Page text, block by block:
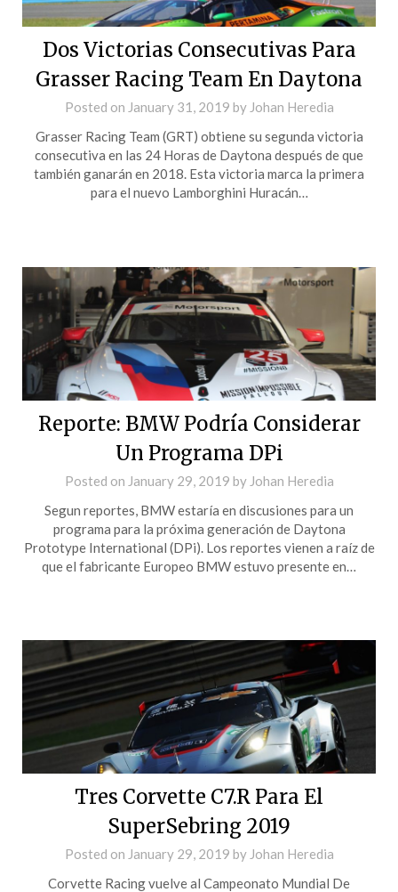
Dos Victorias Consecutivas Para
Grasser Racing Team En Daytona
Posted on January 31, 2019 by Johan Heredia
Grasser Racing Team (GRT) obtiene su segunda victoria
consecutiva en las 24 Horas de Daytona después de que
también ganarán en 2018. Esta victoria marca la primera
para el nuevo Lamborghini Huracán…
Reporte: BMW Podría Considerar
Un Programa DPi
Posted on January 29, 2019 by Johan Heredia
Segun reportes, BMW estaría en discusiones para un
programa para la próxima generación de Daytona
Prototype International (DPi). Los reportes vienen a raíz de
que el fabricante Europeo BMW estuvo presente en…
Tres Corvette C7.R Para El
SuperSebring 2019
Posted on January 29, 2019 by Johan Heredia
Corvette Racing vuelve al Campeonato Mundial De